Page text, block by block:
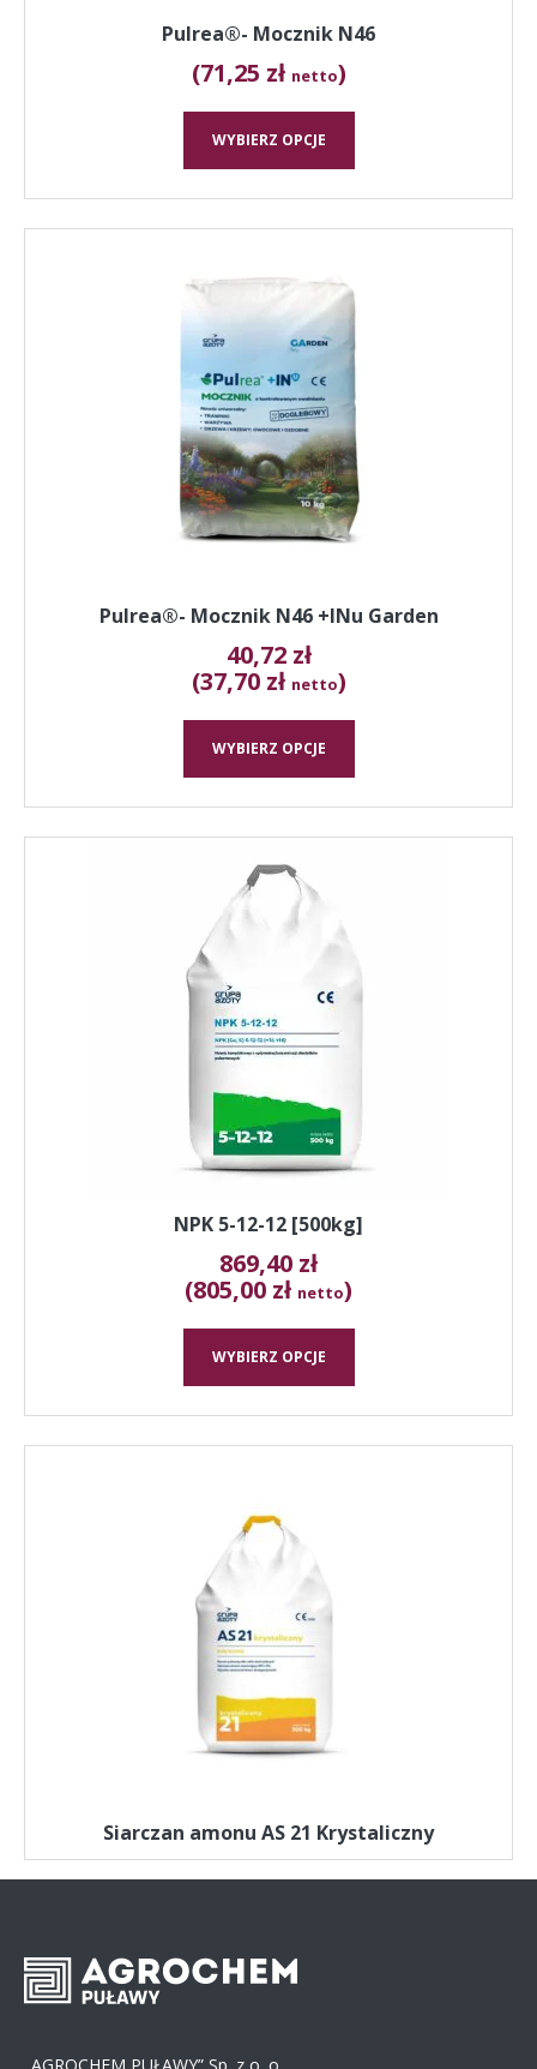
Pulrea®- Mocznik N46
(71,25 zł netto)
WYBIERZ OPCJE
Pulrea®- Mocznik N46 +INu Garden
40,72 zł
(37,70 zł netto)
WYBIERZ OPCJE
ma
wiele
wariantów.
Opcje
można
wybrać
na
stronie
produktu
NPK 5-12-12 [500kg]
869,40 zł
(805,00 zł netto)
WYBIERZ OPCJE
produkt
ma
wiele
wariantów.
można
wybrać
na
produktu
Siarczan amonu AS 21 Krystaliczny